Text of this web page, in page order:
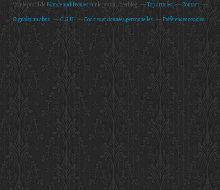
Voir le profil deBlonde and Peoniessur le portail Overblog Top articles
Contact
Signaler un abus
C.G.U. Cookies et données personnelles Préférences cookies